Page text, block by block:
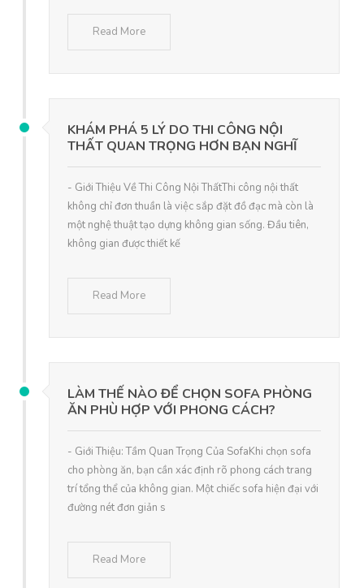
Read More
KHÁM PHÁ 5 LÝ DO THI CÔNG NỘI
THẤT QUAN TRỌNG HƠN BẠN NGHĨ
- Giới Thiệu Về Thi Công Nội ThấtThi công nội thất
không chỉ đơn thuần là việc sắp đặt đồ đạc mà còn là
một nghệ thuật tạo dựng không gian sống. Đầu tiên,
không gian được thiết kế
Read More
LÀM THẾ NÀO ĐỂ CHỌN SOFA PHÒNG
ĂN PHÙ HỢP VỚI PHONG CÁCH?
- Giới Thiệu: Tầm Quan Trọng Của SofaKhi chọn sofa
cho phòng ăn, bạn cần xác định rõ phong cách trang
trí tổng thể của không gian. Một chiếc sofa hiện đại với
đường nét đơn giản s
Read More